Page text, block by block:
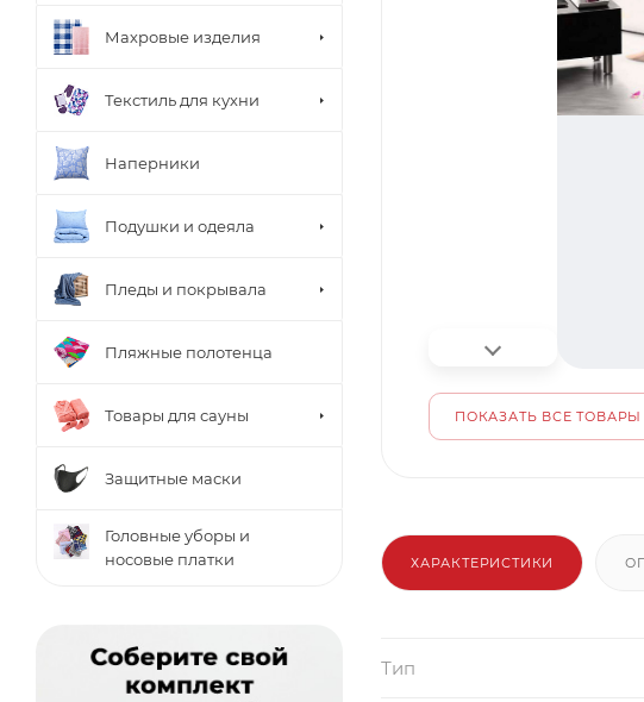
ПОКАЗАТЬ ВСЕ
ХАРАКТЕРИСТИКИ
Тип
Махровые изделия
Текстиль для кухни
Наперники
Подушки и одеяла
Пледы и покрывала
Пляжные полотенца
Товары для сауны
Защитные маски
Головные уборы и
носовые платки